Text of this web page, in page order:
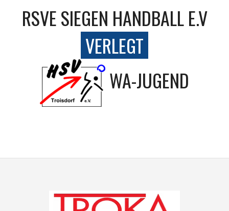
RSVE SIEGEN HANDBALL E.V
VERLEGT
WA-JUGEND